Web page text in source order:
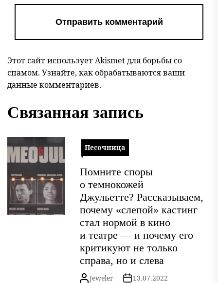
Этот сайт использует Akismet для борьбы со
спамом. Узнайте, как обрабатываются ваши
данные комментариев.
Связанная запись
Песочница
Помните споры
о темнокожей
Джульетте? Рассказываем,
почему «слепой» кастинг
стал нормой в кино
и театре — и почему его
критикуют не только
справа, но и слева
Jeweler 13.07.2022